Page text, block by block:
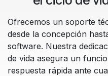
Ofrecemos un soporte
desde la concepción
software. Nuestra
de vida asegura un
respuesta rápida ante